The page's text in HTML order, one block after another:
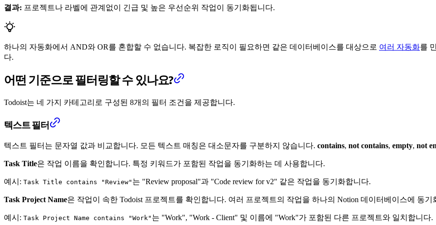
결과: 프로젝트나 라벨에 관계없이 긴급 및 높은 우선순위 작업이 동기화됩니다.
하나의 자동화에서 AND와 OR를 혼합할 수 없습니다. 복잡한 로직이 필요하면 같은 데이터베이스를 대상으로 여러 자동화를
다.
어떤 기준으로 필터링할 수 있나요?
Todoist는 네 가지 카테고리로 구성된 8개의 필터 조건을 제공합니다.
텍스트 필터
텍스트 필터는 문자열 값과 비교합니다. 모든 텍스트 매칭은 대소문자를 구분하지 않습니다. contains, not contains, empty, not
Task Title은 작업 이름을 확인합니다. 특정 키워드가 포함된 작업을 동기화하는 데 사용합니다.
예시: Task Title contains "Review" 는 "Review proposal"과 "Code review for v2" 같은 작업을 동기화합니다.
Task Project Name은 작업이 속한 Todoist 프로젝트를 확인합니다. 여러 프로젝트의 작업을 하나의 Notion 데이터베이스에 동
예시: Task Project Name contains "Work" 는 "Work", "Work - Client" 및 이름에 "Work"가 포함된 다른 프로젝트와 일치합니다.